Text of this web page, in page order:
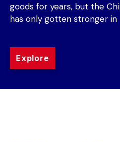
goods for years, but the
has only gotten stronger in
Explore